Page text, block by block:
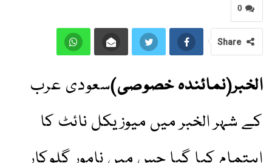
0
Share
الخبر(نمائندہ خصوصی)سعودی عرب
کے شہر الخبر میں میوزیکل نائٹ کا